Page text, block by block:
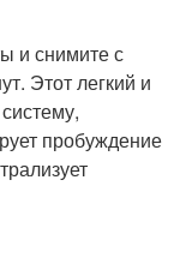
и снимите с
Этот легкий и
пробуждение